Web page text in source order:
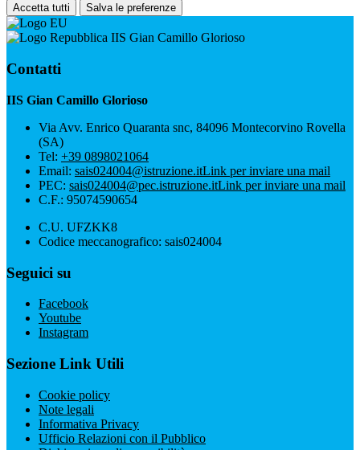
Accetta tutti Salva le preferenze
IIS Gian Camillo Glorioso
Contatti
IIS Gian Camillo Glorioso
Via Avv. Enrico Quaranta snc, 84096 Montecorvino Rovella
(SA)
Tel: +39 0898021064
Email: sais024004@istruzione.itLink per inviare una mail
PEC: sais024004@pec.istruzione.itLink per inviare una mail
C.F.: 95074590654
C.U. UFZKK8
Codice meccanografico: sais024004
Seguici su
Facebook
Youtube
Instagram
Sezione Link Utili
Cookie policy
Note legali
Informativa Privacy
Ufficio Relazioni con il Pubblico